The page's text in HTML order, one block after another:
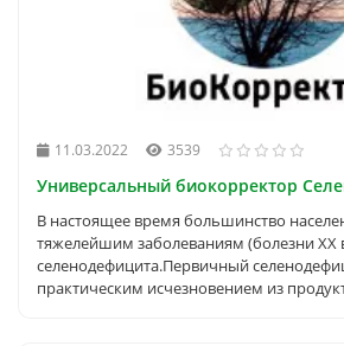
11.03.2022 3539
Универсальный биокорректор
В настоящее время большинство
тяжелейшим заболеваниям (болезни XX
селенодефицита.Первичный
практическим исчезновением из